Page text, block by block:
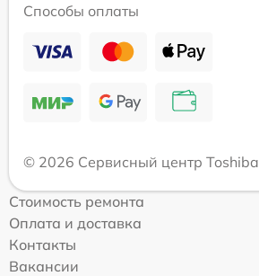
Способы оплаты
© 2026 Сервисный центр Toshiba
Стоимость ремонта
Оплата и доставка
Контакты
Вакансии